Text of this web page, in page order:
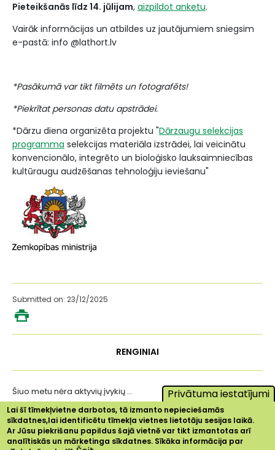
Pieteikšanās līdz 14. jūlijam, aizpildot anketu.
Vairāk informācijas un atbildes uz jautājumiem sniegsim
e-pastā: info @lathort.lv
*Pasākumā var tikt filmēts un fotografēts!
*Piekrītat personas datu apstrādei.
*Dārzu diena organizēta projektu "Dārzaugu selekcijas
programma selekcijas materiāla izstrādei, lai veicinātu
konvencionālo, integrēto un bioloģisko lauksaimniecības
kultūraugu audzēšanas tehnoloģiju ieviešanu"
Submitted on: 23/12/2025
RENGINIAI
Šiuo metu nėra aktyvių įvykių ... Privātuma iestatījumi
Lai šī tīmekļvietne darbotos, tā izmanto nepieciešamās
sīkdatnes,lai identificētu tīmekļa vietnes lietotāju sesijas laikā.
Ar Jūsu piekrišanu papildus šajā vietnē var tikt izmantotas arī
analītiskās un mārketinga sīkdatnes. Sīkāka informācija par